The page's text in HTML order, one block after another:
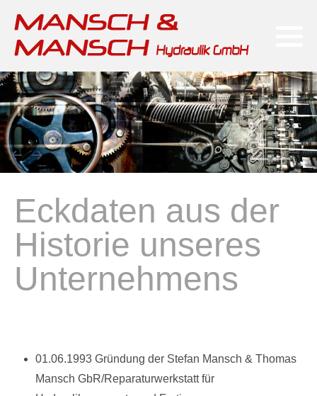
Eckdaten aus der
Historie unseres
Unternehmens
01.06.1993 Gründung der Stefan Mansch & Thomas
Mansch GbR/Reparaturwerkstatt für
Reparatur, Service & Ersatzteile
Mikrosa-Kronos-Reihe
Fahrerlose Transportsysteme